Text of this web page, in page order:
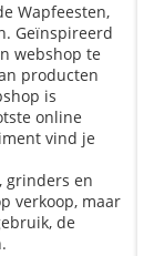
Wapfeesten,
Geïnspireerd
webshop te
producten
is
online
vind je
grinders en
verkoop, maar
de